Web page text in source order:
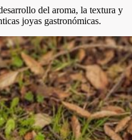
del aroma, la textura y
joyas gastronómicas.